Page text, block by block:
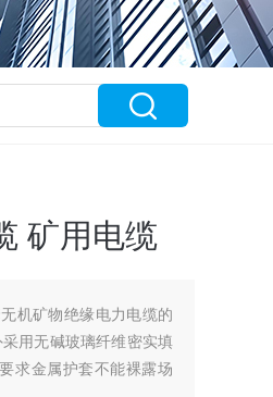
矿用电缆
机矿物绝缘电力电缆的
用无碱玻璃纤维密实填
求金属护套不能裸露场